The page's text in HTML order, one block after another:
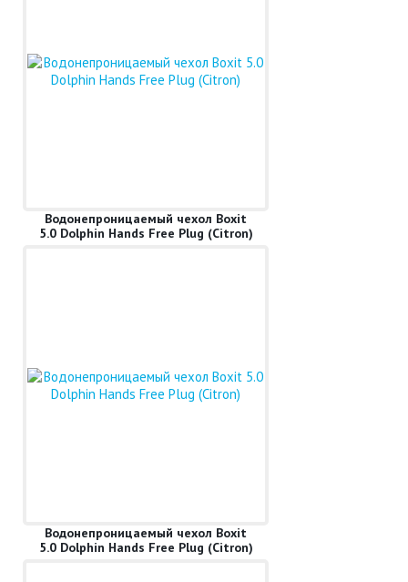
Водонепроницаемый чехол Boxit
5.0 Dolphin Hands Free Plug (Citron)
Водонепроницаемый чехол Boxit
5.0 Dolphin Hands Free Plug (Citron)